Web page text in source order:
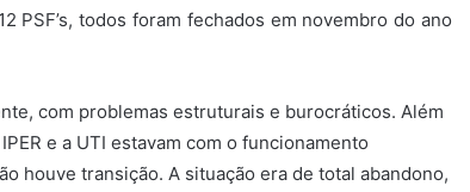
PSF’s, todos foram fechados em novembro do ano
com problemas estruturais e burocráticos. Além
e a UTI estavam com o funcionamento
houve transição. A situação era de total abandono,